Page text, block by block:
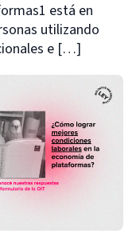
está en
utilizando
e […]